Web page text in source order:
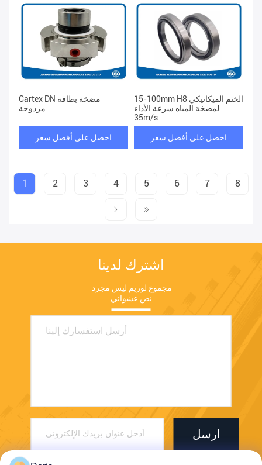
Cartex DN مضخة بطاقة
مزدوجة
احصل على أفضل سعر
15-100mm H8 الختم الميكانيكي
لمضخة المياه سرعة الأداء
35m/s
احصل على أفضل سعر
1 2 3 4 5 6 7 8
اشترك لدينا
نص عشوائي
ارسل